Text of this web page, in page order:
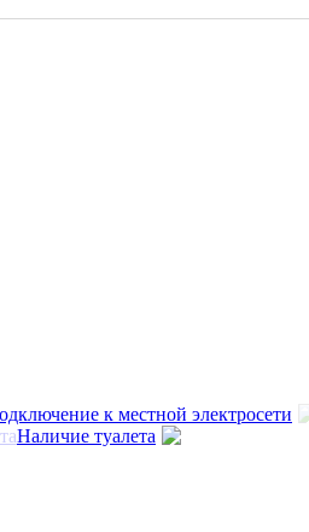
к местной электросети
Наличие туалета